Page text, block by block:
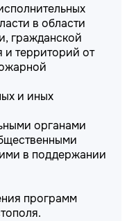
в области
гражданской
территорий от
и иных
органами
в поддержании
программ